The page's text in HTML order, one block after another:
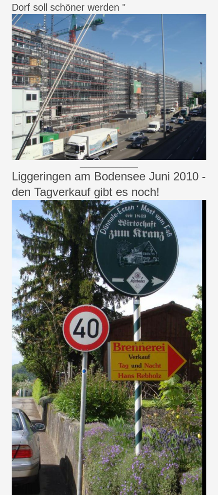
Dorf soll schöner werden "
Liggeringen am Bodensee Juni 2010 -
den Tagverkauf gibt es noch!